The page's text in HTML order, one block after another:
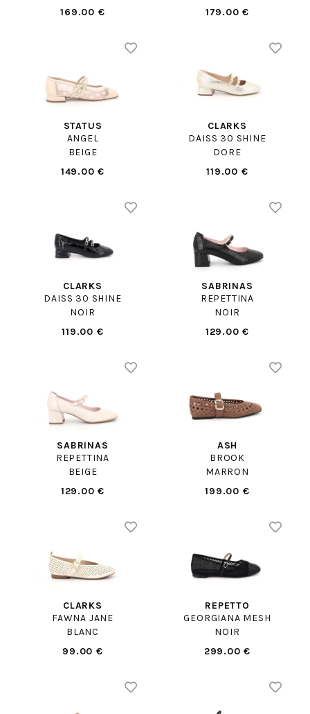
169.00 € 179.00 €
STATUS
ANGEL
BEIGE
149.00 €
CLARKS
DAISS 30 SHINE
DORE
119.00 €
CLARKS
DAISS 30 SHINE
NOIR
119.00 €
SABRINAS
REPETTINA
NOIR
129.00 €
SABRINAS
REPETTINA
BEIGE
129.00 €
ASH
BROOK
MARRON
199.00 €
CLARKS
FAWNA JANE
BLANC
99.00 €
REPETTO
GEORGIANA MESH
NOIR
299.00 €